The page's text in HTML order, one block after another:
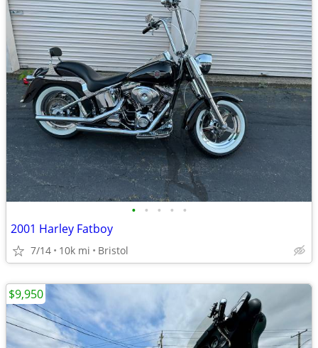
• • • • •
2001 Harley Fatboy
7/14 10k mi Bristol
$9,950